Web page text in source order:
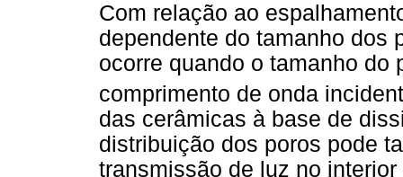
Com relação ao
dependente do tamanho dos
ocorre quando o tamanho do
comprimento de onda
das cerâmicas à base de
distribuição dos poros pode
transmissão de luz no